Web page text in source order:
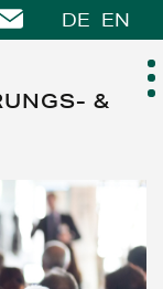
DE EN
&